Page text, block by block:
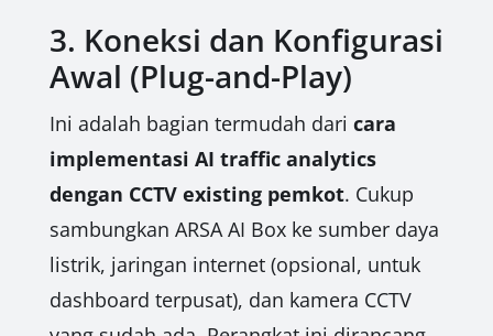
3. Koneksi dan Konfigurasi
Awal (Plug-and-Play)
Ini adalah bagian termudah dari cara
implementasi AI traffic analytics
dengan CCTV existing pemkot. Cukup
sambungkan ARSA AI Box ke sumber daya
listrik, jaringan internet (opsional, untuk
dashboard terpusat), dan kamera CCTV